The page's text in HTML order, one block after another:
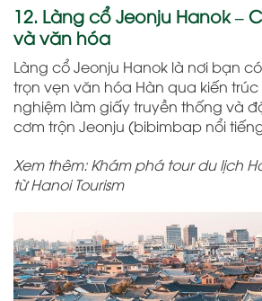
12. Làng cổ Jeonju Hanok –
và văn hóa
Làng cổ Jeonju Hanok là nơi bạn
trọn vẹn văn hóa Hàn qua kiến trúc
nghiệm làm giấy truyền thống và
cơm trộn Jeonju (bibimbap nổi
Xem thêm: Khám phá tour du lịch
từ Hanoi Tourism